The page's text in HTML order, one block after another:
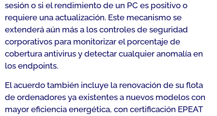
sesión o si el rendimiento de un PC es positivo o
requiere una actualización. Este mecanismo se
extenderá aún más a los controles de seguridad
corporativos para monitorizar el porcentaje de
cobertura antivirus y detectar cualquier anomalía en
los endpoints.
El acuerdo también incluye la renovación de su flota
de ordenadores ya existentes a nuevos modelos con
mayor eficiencia energética, con certificación EPEAT